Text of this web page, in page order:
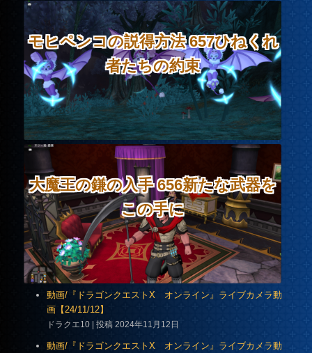
モヒペンコの説得方法 657ひねくれ
者たちの約束
大魔王の鎌の入手 656新たな武器を
この手に
動画/『ドラゴンクエストX オンライン』ライブカメラ動
画【24/11/12】
ドラクエ10 投稿 2024年11月12日
動画/『ドラゴンクエストX オンライン』ライブカメラ動